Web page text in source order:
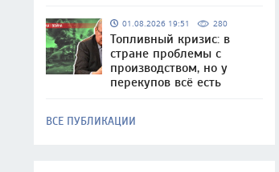
01.08.2026 19:51 280
Топливный кризис: в
стране проблемы с
производством, но у
перекупов всё есть
ВСЕ ПУБЛИКАЦИИ